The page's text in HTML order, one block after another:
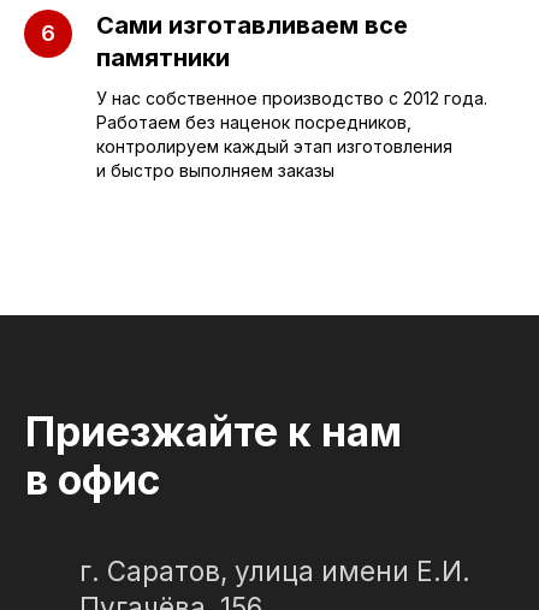
Сами изготавливаем все
памятники
У нас собственное производство с 2012 года.
Работаем без наценок посредников,
контролируем каждый этап изготовления
и быстро выполняем заказы
Бюджетные
Вертикальные
Горизонтальные
Комплексы
Военному
© 2012-2024 гранитная мастерская
СЛЕЗА В
КАМНЕ
ИП Портенко Артем Дмитриевич
320645100001950
3D макеты
Отзывы
Наши работы